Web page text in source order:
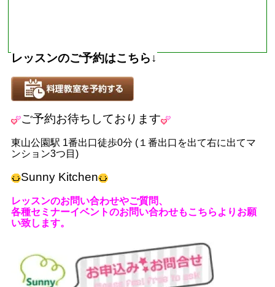
レッスンのご予約はこちら↓
ご予約お待ちしております
東山公園駅 1番出口徒歩0分 ( １番出口を出て右に出てマ
ンション3つ目)
Sunny Kitchen
レッスンのお問い合わせやご質問、
各種セミナーイベントのお問い合わせもこちらよりお願
い致します。